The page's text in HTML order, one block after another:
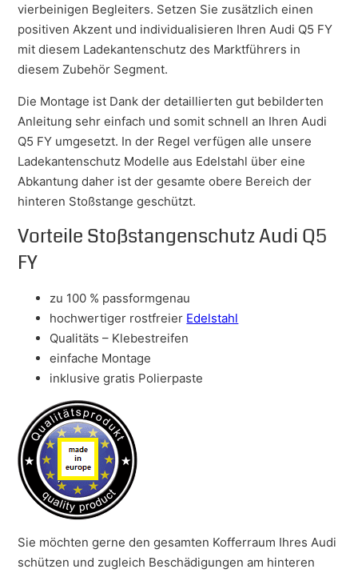
vierbeinigen Begleiters. Setzen Sie zusätzlich einen
positiven Akzent und individualisieren Ihren Audi Q5 FY
mit diesem Ladekantenschutz des Marktführers in
diesem Zubehör Segment.
Die Montage ist Dank der detaillierten gut bebilderten
Anleitung sehr einfach und somit schnell an Ihren Audi
Q5 FY umgesetzt. In der Regel verfügen alle unsere
Ladekantenschutz Modelle aus Edelstahl über eine
Abkantung daher ist der gesamte obere Bereich der
hinteren Stoßstange geschützt.
Vorteile Stoßstangenschutz Audi Q5
FY
zu 100 % passformgenau
hochwertiger rostfreier Edelstahl
Qualitäts – Klebestreifen
einfache Montage
inklusive gratis Polierpaste
Sie möchten gerne den gesamten Kofferraum Ihres Audi
schützen und zugleich Beschädigungen am hinteren